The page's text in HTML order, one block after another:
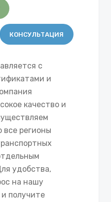
КОНСУЛЬТАЦИЯ
с
и
качество и
все регионы
удобства,
на нашу
получите